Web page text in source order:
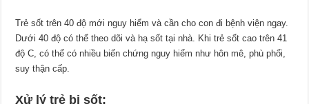
Trẻ sốt trên 40 độ mới nguy hiểm và cần cho con đi bệnh viện ngay.
Dưới 40 độ có thể theo dõi và hạ sốt tại nhà. Khi trẻ sốt cao trên 41
độ C, có thể có nhiều biến chứng nguy hiểm như hôn mê, phù phổi,
suy thận cấp.
Xử lý trẻ bị sốt: